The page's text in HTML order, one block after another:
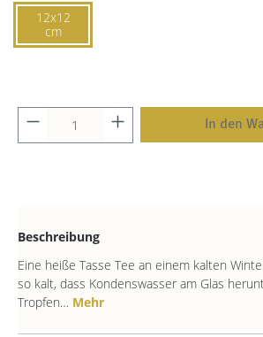
12x12
cm
In den
Beschreibung
Eine heiße Tasse Tee an einem kalten
so kalt, dass Kondenswasser am Glas
Tropfen… Mehr